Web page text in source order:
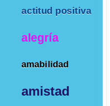
actitud positiva
alegría
amabilidad
amistad